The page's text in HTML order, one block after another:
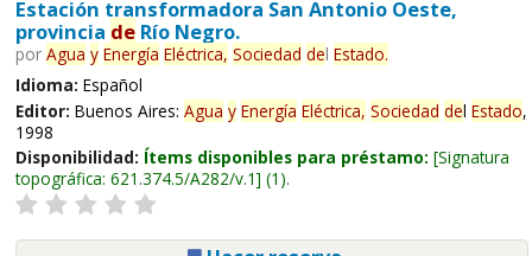
Estación transformadora San Antonio Oeste,
provincia deRío Negro.
por Agua y Energía Eléctrica, Sociedad del Estado.
Idioma: Español
Editor: Buenos Aires: Agua y Energía Eléctrica, Sociedad del Estado,
1998
Disponibilidad: Ítems disponibles para préstamo: Signatura
topográfica: 621.374.5/A282/v.1 (1).